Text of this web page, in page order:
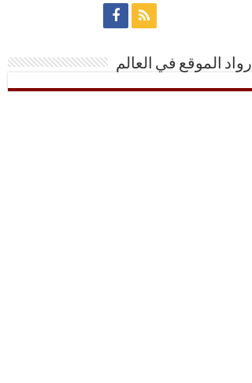
رواد الموقع في العالم